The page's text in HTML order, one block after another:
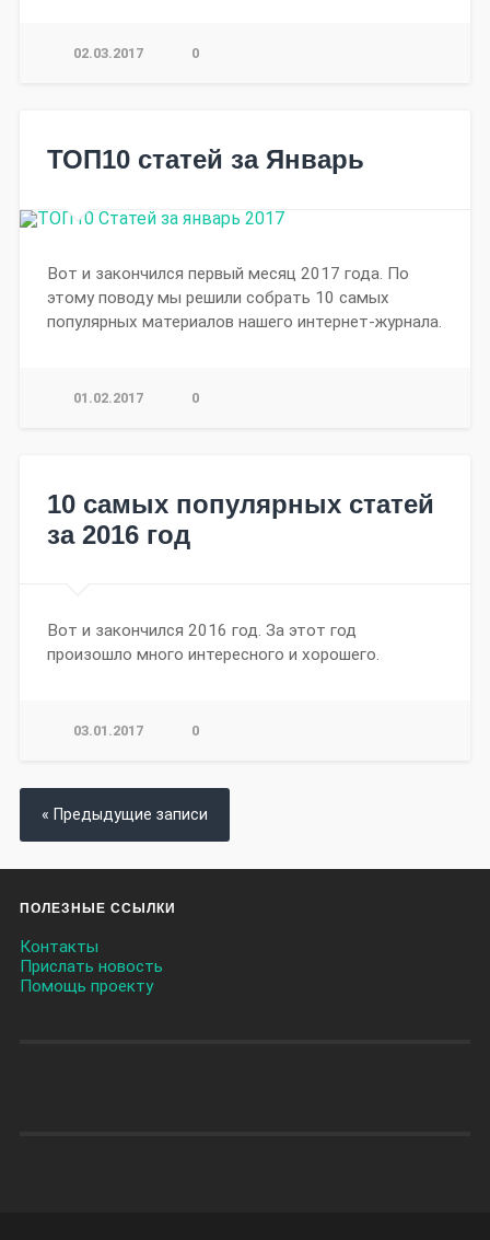
02.03.2017 0
ТОП10 статей за Январь
Вот и закончился первый месяц 2017 года. По
этому поводу мы решили собрать 10 самых
популярных материалов нашего интернет-журнала.
01.02.2017 0
10 самых популярных статей
за 2016 год
Вот и закончился 2016 год. За этот год
произошло много интересного и хорошего.
03.01.2017 0
« Предыдущие записи
ПОЛЕЗНЫЕ ССЫЛКИ
Контакты
Прислать новость
Помощь проекту